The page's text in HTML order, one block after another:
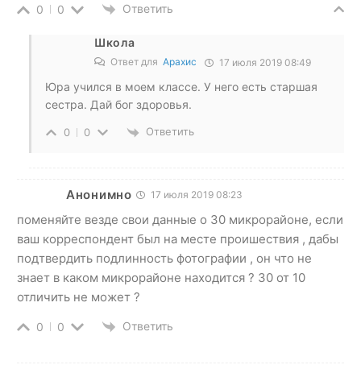
0 0 Ответить
Школа
Ответ для Арахис 17 июля 2019 08:49
Юра учился в моем классе. У него есть старшая
сестра. Дай бог здоровья.
0 0 Ответить
Анонимно 17 июля 2019 08:23
поменяйте везде свои данные о 30 микрорайоне, если
ваш корреспондент был на месте проишествия , дабы
подтвердить подлинность фотографии , он что не
знает в каком микрорайоне находится ? 30 от 10
отличить не может ?
0 0 Ответить